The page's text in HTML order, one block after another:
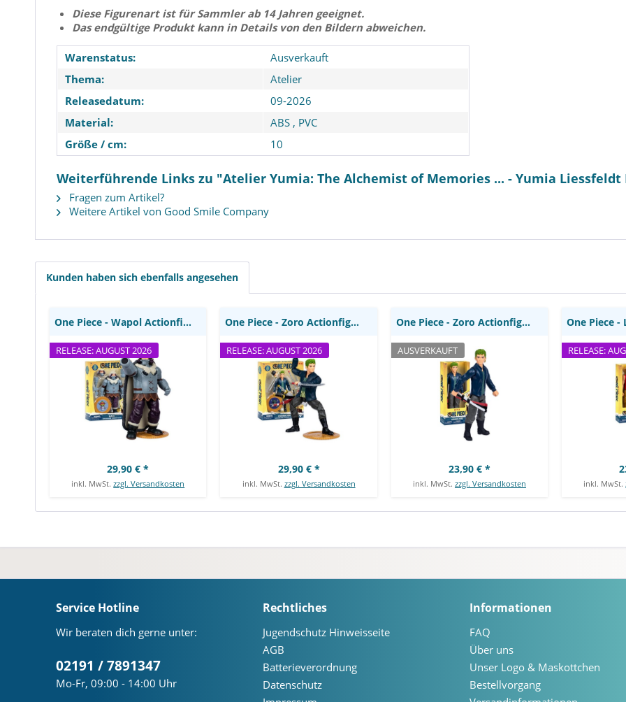
Diese Figurenart ist für Sammler ab 14 Jahren geeignet.
Das endgültige Produkt kann in Details von den Bildern abweichen.
Warenstatus:
Ausverkauft
Thema:
Atelier
Releasedatum:
09-2026
Material:
ABS , PVC
Größe / cm:
10
Weiterführende Links zu "Atelier Yumia: The Alchemist of Memories ... - Yumia Liessfeldt
Fragen zum Artikel?
Weitere Artikel von Good Smile Company
Kunden haben sich ebenfalls angesehen
One Piece - Wapol
RELEASE: AUGUST 2026
One Piece - Wapol Actionfigur: Moose Toys
29,90 € *
inkl. MwSt.zzgl. Versandkosten
One Piece - Zoro Actionfigur:
RELEASE: AUGUST 2026
One Piece - Zoro Actionfigur: Moose Toys
29,90 € *
inkl. MwSt. zzgl. Versandkosten
AUSVERKAUFT
One Piece - Zoro Actionfigur / Große: Moose Toys
23,90 € *
inkl. MwSt. zzgl. Versandkosten
RELEASE:
inkl. MwSt.
Service Hotline
Wir beraten dich gerne unter:
02191 / 7891347
Mo-Fr, 09:00 - 14:00 Uhr
Rechtliches
Jugendschutz Hinweisseite
AGB
Batterieverordnung
Datenschutz
Informationen
FAQ
Über uns
Unser Logo & Maskottchen
Bestellvorgang